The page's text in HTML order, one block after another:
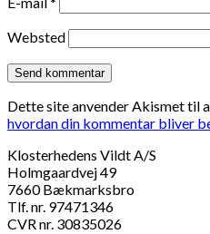
Websted
Dette site anvender Akismet til
hvordan din kommentar bliver
Klosterhedens Vildt A/S
Holmgaardvej 49
7660 Bækmarksbro
Tlf. nr. 97471346
CVR nr. 30835026